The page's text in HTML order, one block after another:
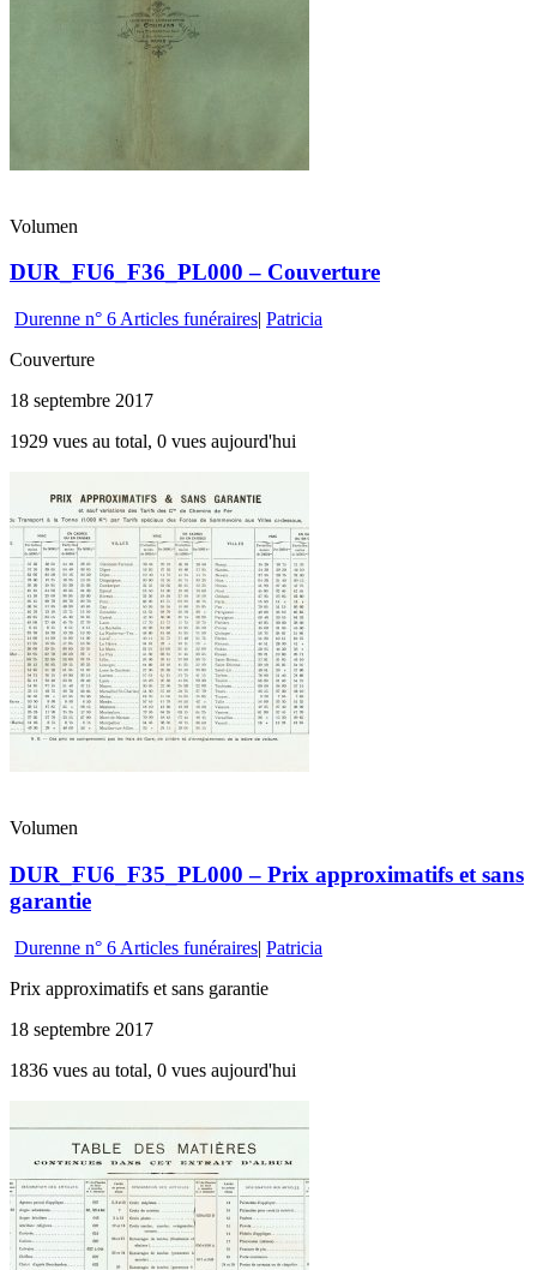
Volumen
DUR_FU6_F36_PL000 – Couverture
Durenne n° 6 Articles funéraires| Patricia
Couverture
18 septembre 2017
1929 vues au total, 0 vues aujourd'hui
Volumen
DUR_FU6_F35_PL000 – Prix approximatifs et sans
garantie
Durenne n° 6 Articles funéraires| Patricia
Prix approximatifs et sans garantie
18 septembre 2017
1836 vues au total, 0 vues aujourd'hui